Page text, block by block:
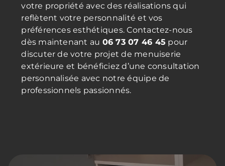
votre propriété avec des réalisations qui
reflètent votre personnalité et vos
préférences esthétiques. Contactez-nous
dès maintenant au 06 73 07 46 45 pour
discuter de votre projet de menuiserie
extérieure et bénéficiez d’une consultation
personnalisée avec notre équipe de
professionnels passionnés.